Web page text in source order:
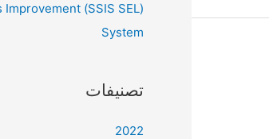
Improvement
System
تصنيفات
2022